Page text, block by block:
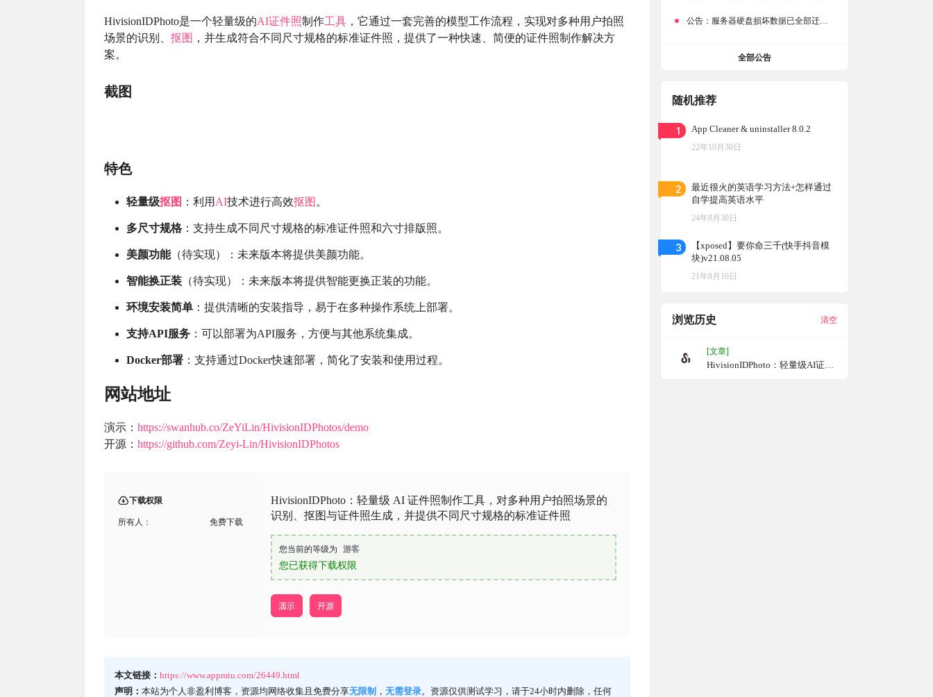
HivisionIDPhoto是一个轻量级的AI证件照制作工具 ，它通过一套完善的模型工作流程，实现对多种用户拍照
场景的识别、 抠图 ，并生成符合不同尺寸规格的标准证件照，提供了一种快速、简便的证件照制作解决方
案。
截图
特色
轻量级抠图 ：利用 AI技术进行高效抠图 。
多尺寸规格 ：支持生成不同尺寸规格的标准证件照和六寸排版照。
美颜功能（待实现）：未来版本将提供美颜功能。
智能换正装 （待实现）：未来版本将提供智能更换正装的功能。
环境安装简单 ：提供清晰的安装指导，易于在多种操作系统上部署。
支持API服务 ：可以部署为API服务，方便与其他系统集成。
Docker部署 ：支持通过Docker快速部署，简化了安装和使用过程。
网站地址
演示： https://swanhub.co/ZeYiLin/HivisionIDPhotos/demo
开源： https://github.com/Zeyi-Lin/HivisionIDPhotos
下载权限
所有人： 免费下载
HivisionIDPhoto：轻量级 AI 证件照制作工具，对多种用户拍照场景的
识别、抠图与证件照生成，并提供不同尺寸规格的标准证件照
您当前的等级为 游客
您已获得下载权限
演示 开源
本文链接： https://www.appmiu.com/26449.html
声明： 本站为个人非盈利博客，资源均网络收集且免费分享无限制 ， 无需登录。资源仅供测试学习，请于24小时内删除，任何
公告： 服务器硬盘损坏数据已全部迁移备份，网站恢复完成！
全部公告
随机推荐
1 App Cleaner & uninstaller 8.0.2
22年10月30日
2
最近很火的英语学习方法+怎样通过
自学提高英语水平
24年8月30日
3
【xposed】要你命三千(快手抖音模
块)v21.08.05
21年8月16日
浏览历史 清空
[文章]
HivisionIDPhoto：轻量级AI证件